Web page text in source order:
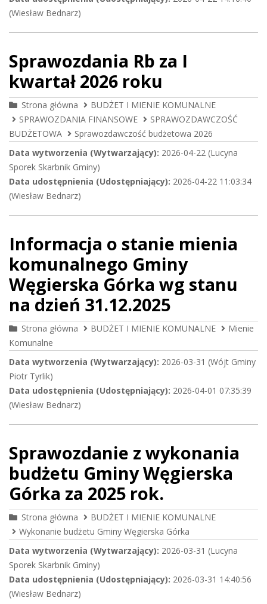
(Wiesław Bednarz)
Sprawozdania Rb za I
kwartał 2026 roku
Strona główna
BUDŻET I MIENIE KOMUNALNE
SPRAWOZDANIA FINANSOWE
SPRAWOZDAWCZOŚĆ
BUDŻETOWA
Sprawozdawczość budżetowa 2026
Data wytworzenia (Wytwarzający): 2026-04-22 (Lucyna
Sporek Skarbnik Gminy)
Data udostępnienia (Udostępniający): 2026-04-22 11:03:34
(Wiesław Bednarz)
Informacja o stanie mienia
komunalnego Gminy
Węgierska Górka wg stanu
na dzień 31.12.2025
Strona główna BUDŻET I MIENIE KOMUNALNE
Mienie
Komunalne
Data wytworzenia (Wytwarzający): 2026-03-31 (Wójt Gminy
Piotr Tyrlik)
Data udostępnienia (Udostępniający): 2026-04-01 07:35:39
(Wiesław Bednarz)
Sprawozdanie z wykonania
budżetu Gminy Węgierska
Górka za 2025 rok.
Strona główna
BUDŻET I MIENIE KOMUNALNE
Wykonanie budżetu Gminy Węgierska Górka
Data wytworzenia (Wytwarzający): 2026-03-31 (Lucyna
Sporek Skarbnik Gminy)
Data udostępnienia (Udostępniający): 2026-03-31 14:40:56
(Wiesław Bednarz)